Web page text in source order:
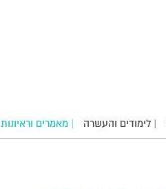
| לימודים והעשרה | מאמרים וראיונות